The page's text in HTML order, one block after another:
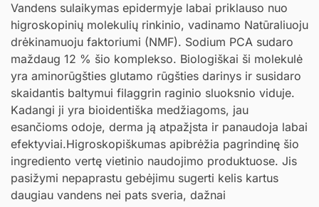
Vandens sulaikymas epidermyje labai priklauso nuo
higroskopinių molekulių rinkinio, vadinamo Natūraliuoju
drėkinamuoju faktoriumi (NMF). Sodium PCA sudaro
maždaug 12 % šio komplekso. Biologiškai ši molekulė
yra aminorūgšties glutamo rūgšties darinys ir susidaro
skaidantis baltymui filaggrin raginio sluoksnio viduje.
Kadangi ji yra bioidentiška medžiagoms, jau
esančioms odoje, derma ją atpažįsta ir panaudoja labai
efektyviai.Higroskopiškumas apibrėžia pagrindinę šio
ingrediento vertę vietinio naudojimo produktuose. Jis
pasižymi nepaprastu gebėjimu sugerti kelis kartus
daugiau vandens nei pats sveria, dažnai